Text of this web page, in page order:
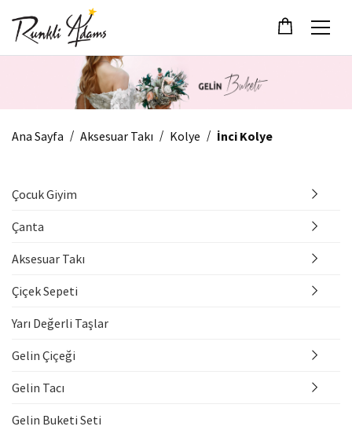
Ana Sayfa / Aksesuar Takı / Kolye / İnci Kolye
Çocuk Giyim
Çanta
Aksesuar Takı
Çiçek Sepeti
Yarı Değerli Taşlar
Gelin Çiçeği
Gelin Tacı
Gelin Buketi Seti